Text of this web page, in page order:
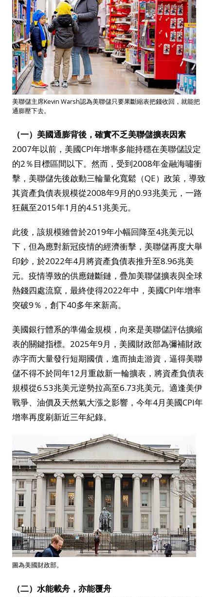
美聯儲主席Kevin Warsh認為美聯儲只要果斷縮表把錢收回，就能把
通膨壓下去。
（一）美國通膨背後，確實不乏美聯儲擴表因素
2007年以前，美國CPI年增率多能持穩在美聯儲設定
的2％目標區間以下。然而，受到2008年金融海嘯衝
擊，美聯儲先後啟動三輪量化寬鬆（QE）政策，導致
其資產負債表規模從2008年9月的0.93兆美元，一路
狂飆至2015年1月的4.51兆美元。
此後，該規模雖曾於2019年小幅回降至4兆美元以
下，但為應對新冠疫情的經濟衝擊，美聯儲再度大舉
印鈔，於2022年4月將資產負債表推升至8.96兆美
元。疫情導致的供應鏈斷鏈，疊加美聯儲擴表與全球
熱錢四處流竄，最終使得2022年中，美國CPI年增率
突破9％，創下40多年來新高。
美國銀行體系的準備金規模，向來是美聯儲評估擴縮
表的關鍵指標。2025年9月，美國財政部為彌補財政
赤字而大量發行短期國債，進而抽走游資，逼得美聯
儲不得不於同年12月重啟新一輪擴表，將資產負債表
規模從6.53兆美元逆勢拉高至6.73兆美元。適逢美伊
戰爭、油價及天然氣大漲之影響，今年4月美國CPI年
增率再度刷新近三年紀錄。
圖為美國財政部。
（二）水能載舟，亦能覆舟